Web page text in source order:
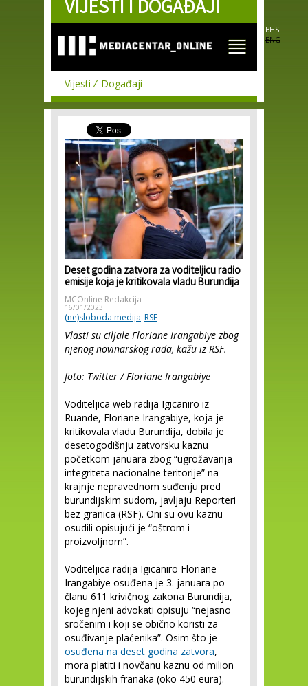
Skip to
main
VIJESTI I DOGAĐAJI
BHS
ENG
Vijesti Događaji
Deset godina zatvora za voditeljicu radio
emisije koja je kritikovala vladu Burundija
MCOnline Redakcija
16/01/2023
(ne)sloboda medija RSF
Vlasti su ciljale Floriane Irangabiye zbog
njenog novinarskog rada, kažu iz RSF.
foto: Twitter / Floriane Irangabiye
Voditeljica web radija Igicaniro iz
Ruande, Floriane Irangabiye, koja je
kritikovala vladu Burundija, dobila je
desetogodišnju zatvorsku kaznu
početkom januara zbog “ugrožavanja
integriteta nacionalne teritorije” na
krajnje nepravednom suđenju pred
burundijskim sudom, javljaju Reporteri
bez granica (RSF). Oni su ovu kaznu
osudili opisujući je “oštrom i
proizvoljnom”.
Voditeljica radija Igicaniro Floriane
Irangabiye osuđena je 3. januara po
članu 611 krivičnog zakona Burundija,
kojeg njeni advokati opisuju “nejasno
sročenim i koji se obično koristi za
osuđivanje plaćenika”. Osim što je
osuđena na deset godina zatvora,
mora platiti i novčanu kaznu od milion
burundijskih franaka (oko 450 eura).